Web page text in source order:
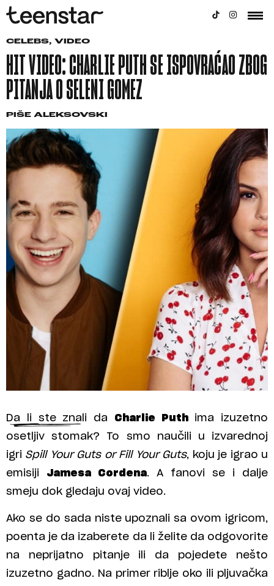
CELEBS, VIDEO
HIT VIDEO: CHARLIE PUTH SE ISPOVRAĆAO ZBOG
PITANJA O SELENI GOMEZ
PIŠE ALEKSOVSKI
Da li ste znali da Charlie Puthima izuzetno
osetljiv stomak? To smo naučili u izvarednoj
igri Spill Your Guts or Fill Your Guts, koju je igrao u
emisiji Jamesa Cordena. A fanovi se i dalje
smeju dok gledaju ovaj video.
Ako se do sada niste upoznali sa ovom igricom,
poenta je da izaberete da li želite da odgovorite
na neprijatno pitanje ili da pojedete nešto
izuzetno gadno. Na primer riblje oko ili pljuvačka